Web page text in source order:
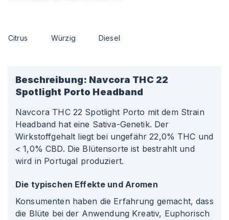
Citrus Würzig Diesel
Beschreibung: Navcora THC 22
Spotlight Porto Headband
Navcora THC 22 Spotlight Porto mit dem Strain
Headband hat eine Sativa-Genetik. Der
Wirkstoffgehalt liegt bei ungefähr 22,0% THC und
< 1,0% CBD. Die Blütensorte ist bestrahlt und
wird in Portugal produziert.
Die typischen Effekte und Aromen
Konsumenten haben die Erfahrung gemacht, dass
die Blüte bei der Anwendung Kreativ, Euphorisch